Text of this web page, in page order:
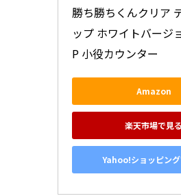
勝ち勝ちくんクリア
ップ ホワイトバージ
P 小役カウンター
Amazon
楽天市場で見る
Yahoo!ショッピン